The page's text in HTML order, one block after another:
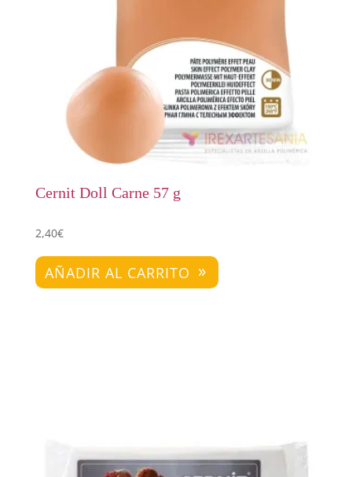
Cernit Doll Carne 57 g
2,40€
AÑADIR AL CARRITO